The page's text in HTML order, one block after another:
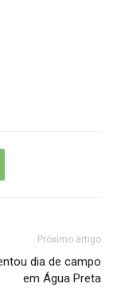
Próximo artigo
dia de campo
em Água Preta